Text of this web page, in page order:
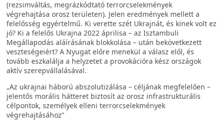
(rezsimváltás, megrázkódtató terrorcselekmények
végrehajtása orosz területen). Jelen eredmények mellett a
felelősség egyértelmű. Ki verette szét Ukrajnát, és kinek volt ez
jó? Ki a felelős Ukrajna 2022 áprilisa – az Isztambuli
Megállapodás aláírásának blokkolása – után bekövetkezett
veszteségeiért? A Nyugat előre menekül a válasz elől, és
tovább eszkalálja a helyzetet a provokációra kész országok
aktív szerepvállalásával.
„Az ukrajnai háború abszolutizálása – céljának megfelelően –
jelentős morális hátteret biztosít az orosz infrastrukturális
célpontok, személyek elleni terrorcselekmények
végrehajtásához”